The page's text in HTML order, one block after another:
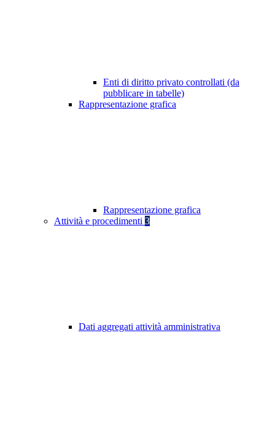
Enti di diritto privato controllati (da
pubblicare in tabelle)
Rappresentazione grafica
Rappresentazione grafica
Attività e procedimenti 3
Dati aggregati attività amministrativa